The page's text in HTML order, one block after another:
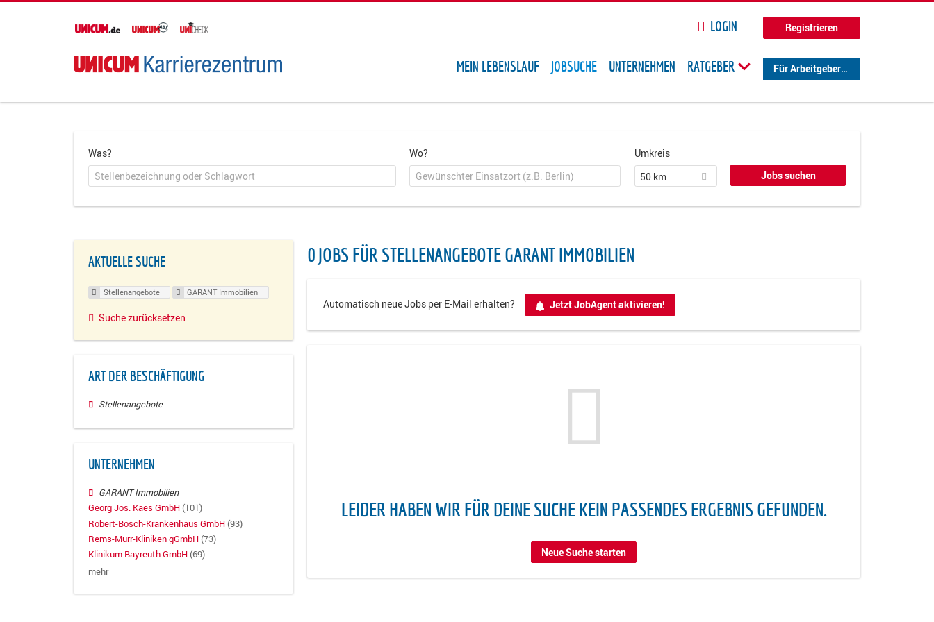
LOGIN Registrieren
MEIN LEBENSLAUF JOBSUCHE UNTERNEHMEN RATGEBER Für Arbeitgeber
Was? Wo?
Umkreis
50 km
0 JOBS FÜR STELLENANGEBOTE GARANT IMMOBILIEN
Automatisch neue Jobs per E-Mail erhalten? Jetzt JobAgent aktivieren!
LEIDER HABEN WIR FÜR DEINE SUCHE KEIN PASSENDES ERGEBNIS GEFUNDEN.
Neue Suche starten
AKTUELLE SUCHE
Stellenangebote GARANT Immobilien
Suche zurücksetzen
ART DER BESCHÄFTIGUNG
Stellenangebote
UNTERNEHMEN
GARANT Immobilien
Georg Jos. Kaes GmbH (101)
Robert-Bosch-Krankenhaus GmbH (93)
Rems-Murr-Kliniken gGmbH (73)
Klinikum Bayreuth GmbH (69)
mehr